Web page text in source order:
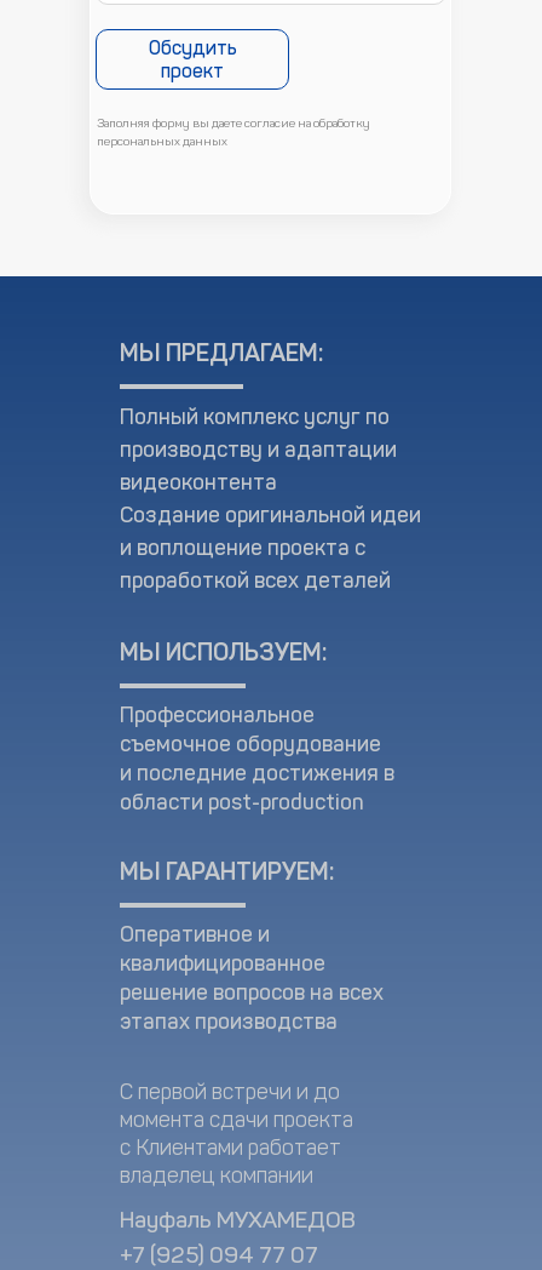
Обсудить
проект
Заполняя форму вы даете согласие на обработку
персональных данных
МЫ ПРЕДЛАГАЕМ:
МЫ ИСПОЛЬЗУЕМ:
Полный комплекс услуг по
производству и адаптации
видеоконтента
Создание оригинальной идеи
и воплощение проекта с
проработкой всех деталей
Профессиональное
съемочное оборудование
и последние достижения в
области post-production
Оперативное и
квалифицированное
решение вопросов на всех
этапах производства
С первой встречи и до
момента сдачи проекта
с Клиентами работает
владелец компании
Науфаль МУХАМЕДОВ
+7 (925) 094 77 07
МЫ ГАРАНТИРУЕМ: